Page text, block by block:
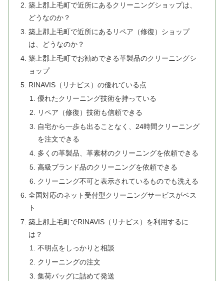
築上郡上毛町で近所にあるクリーニングショップは、
どうなのか？
築上郡上毛町で近所にあるリペア（修復）ショップ
は、どうなのか？
築上郡上毛町でお勧めできる革製品のクリーニングシ
ョップ
RINAVIS（リナビス）の優れている点
優れたクリーニング技術を持っている
リペア（修復）技術も信頼できる
自宅から一歩も出ることなく、24時間クリーニング
を注文できる
多くの革製品、革素材のクリーニングを依頼できる
高級ブランド品のクリーニングを依頼できる
クリーニング不可と表示されているものでも洗える
全国対応のネット受付型クリーニングサービスがベス
ト
築上郡上毛町でRINAVIS（リナビス）を利用するに
は？
不明点をしっかりと相談
クリーニングの注文
集荷バッグに詰めて発送